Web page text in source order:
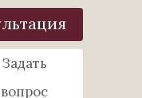
Задать
вопрос